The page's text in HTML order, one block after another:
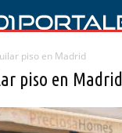
piso en Madrid
piso en Madrid